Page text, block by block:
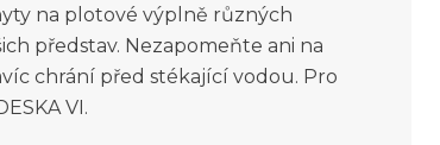
na plotové výplně různých
představ. Nezapomeňte ani na
chrání před stékající vodou. Pro
VI.